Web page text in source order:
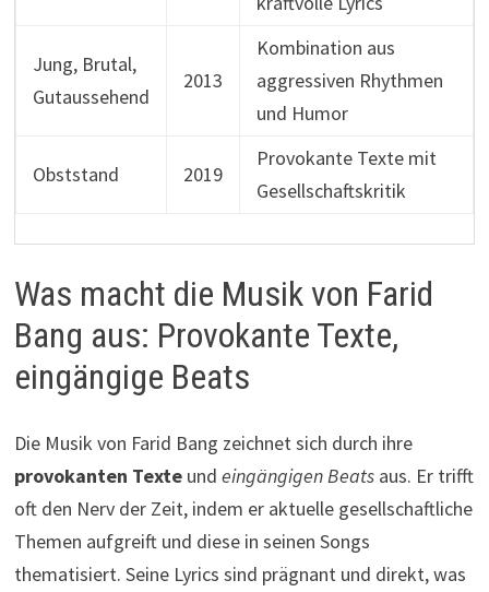
Jung, Brutal,
Gutaussehend
2013
Kombination aus
aggressiven Rhythmen
und Humor
Obststand 2019
Provokante Texte mit
Gesellschaftskritik
Was macht die Musik von Farid
Bang aus: Provokante Texte,
eingängige Beats
Die Musik von Farid Bang zeichnet sich durch ihre
provokanten Texteund eingängigen Beatsaus. Er trifft
oft den Nerv der Zeit, indem er aktuelle gesellschaftliche
Themen aufgreift und diese in seinen Songs
thematisiert. Seine Lyrics sind prägnant und direkt, was